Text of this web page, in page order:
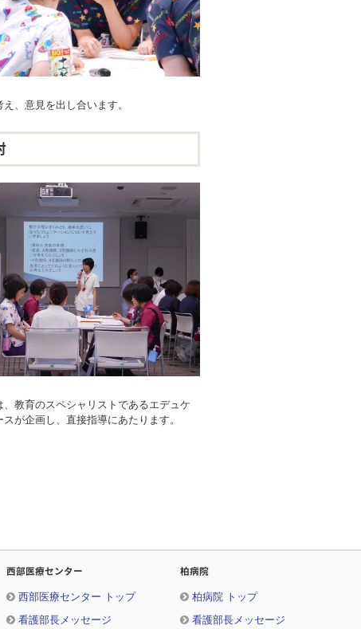
、意見を出し合います。
、教育のスペシャリストであるエデュケ
が企画し、直接指導にあたります。
西部医療センター
西部医療センター トップ
看護部長メッセージ
柏病院
柏病院 トップ
看護部長メッセージ